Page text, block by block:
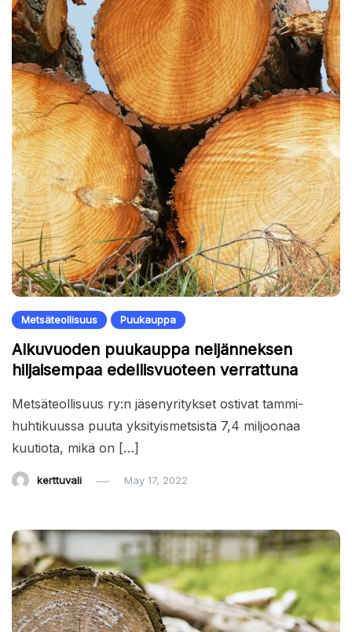
Metsäteollisuus Puukauppa
Alkuvuoden puukauppa neljänneksen
hiljaisempaa edellisvuoteen verrattuna
‍Metsäteollisuus ry:n jäsenyritykset ostivat tammi-
huhtikuussa puuta yksityismetsistä 7,4 miljoonaa
kuutiota, mikä on […]
kerttuvali May 17, 2022